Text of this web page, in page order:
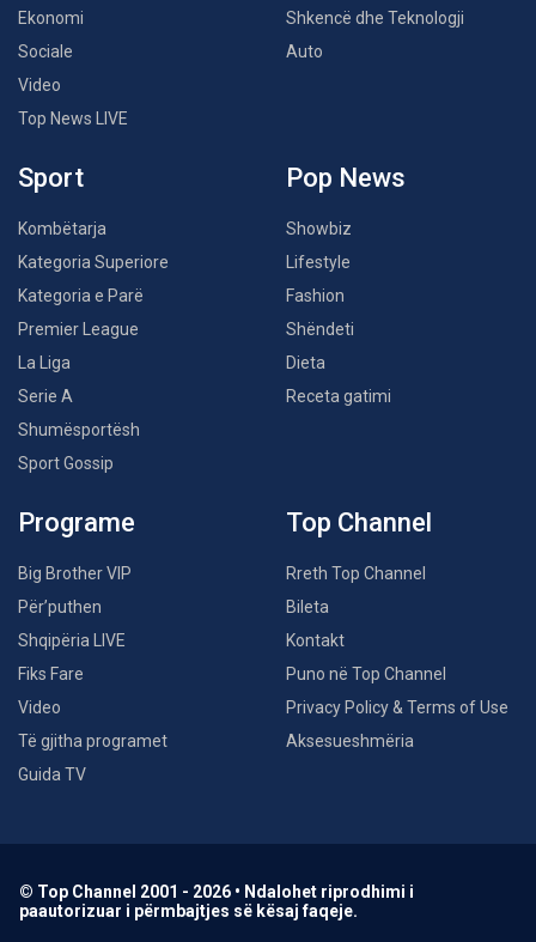
Ekonomi
Sociale
Video
Top News LIVE
Shkencë dhe Teknologji
Auto
Sport
Kombëtarja
Kategoria Superiore
Kategoria e Parë
Premier League
La Liga
Serie A
Shumësportësh
Sport Gossip
Pop News
Showbiz
Lifestyle
Fashion
Shëndeti
Dieta
Receta gatimi
Programe
Big Brother VIP
Për’puthen
Shqipëria LIVE
Fiks Fare
Video
Të gjitha programet
Guida TV
Top Channel
Rreth Top Channel
Bileta
Kontakt
Puno në Top Channel
Privacy Policy & Terms of Use
Aksesueshmëria
© Top Channel 2001 - 2026 • Ndalohet riprodhimi i
paautorizuar i përmbajtjes së kësaj faqeje.